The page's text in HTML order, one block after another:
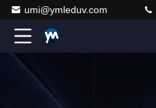
umi@ymleduv.com